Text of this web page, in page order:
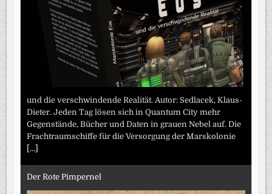
und die verschwindende Realität. Autor: Sedlacek, Klaus-
Dieter. Jeden Tag lösen sich in Quantum City mehr
Gegenstände, Bücher und Daten in grauen Nebel auf. Die
Frachtraumschiffe für die Versorgung der Marskolonie
[...]
Der Rote Pimpernel